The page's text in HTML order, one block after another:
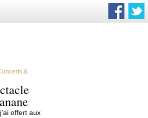
&
offert aux